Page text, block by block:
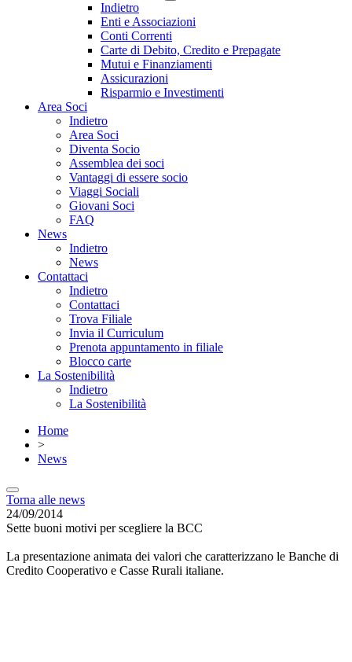
Indietro
Enti e Associazioni
Conti Correnti
Carte di Debito, Credito e Prepagate
Mutui e Finanziamenti
Assicurazioni
Risparmio e Investimenti
Area Soci
Indietro
Area Soci
Diventa Socio
Assemblea dei soci
Vantaggi di essere socio
Viaggi Sociali
Giovani Soci
FAQ
News
Indietro
News
Contattaci
Indietro
Contattaci
Trova Filiale
Invia il Curriculum
Prenota appuntamento in filiale
Blocco carte
La Sostenibilità
Indietro
La Sostenibilità
Home
>
News
Torna alle news
24/09/2014
Sette buoni motivi per scegliere la BCC
La presentazione animata dei valori che caratterizzano le Banche di
Credito Cooperativo e Casse Rurali italiane.